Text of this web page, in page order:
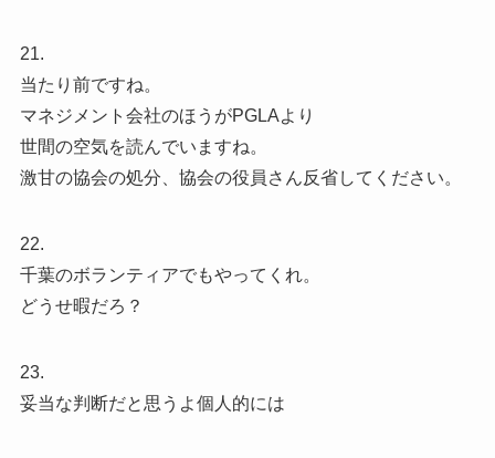
21.
当たり前ですね。
マネジメント会社のほうがPGLAより
世間の空気を読んでいますね。
激甘の協会の処分、協会の役員さん反省してください。
22.
千葉のボランティアでもやってくれ。
どうせ暇だろ？
23.
妥当な判断だと思うよ個人的には